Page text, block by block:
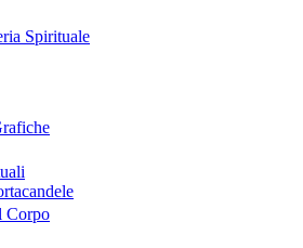
Spirituale
Corpo